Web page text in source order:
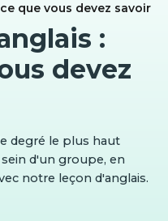
que vous devez savoir
:
devez
degré le plus haut
d'un groupe, en
notre leçon d'anglais.